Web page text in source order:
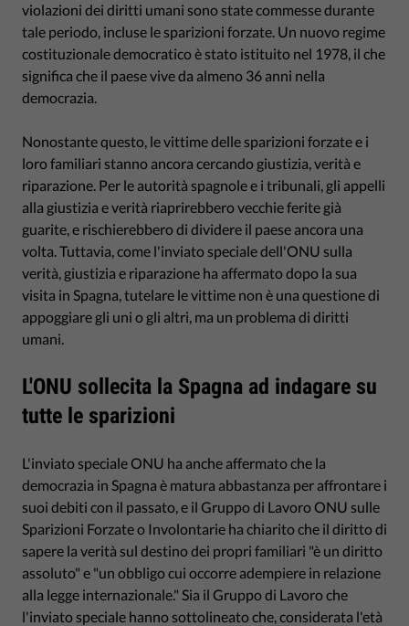
violazioni dei diritti umani sono state commesse durante
tale periodo, incluse le sparizioni forzate. Un nuovo regime
costituzionale democratico è stato istituito nel 1978, il che
significa che il paese vive da almeno 36 anni nella
democrazia.
Nonostante questo, le vittime delle sparizioni forzate e i
loro familiari stanno ancora cercando giustizia, verità e
riparazione. Per le autorità spagnole e i tribunali, gli appelli
alla giustizia e verità riaprirebbero vecchie ferite già
guarite, e rischierebbero di dividere il paese ancora una
volta. Tuttavia, come l'inviato speciale dell'ONU sulla
verità, giustizia e riparazione ha affermato dopo la sua
visita in Spagna, tutelare le vittime non è una questione di
appoggiare gli uni o gli altri, ma un problema di diritti
umani.
L'ONU sollecita la Spagna ad indagare su
tutte le sparizioni
L'inviato speciale ONU ha anche affermato che la
democrazia in Spagna è matura abbastanza per affrontare i
suoi debiti con il passato, e il Gruppo di Lavoro ONU sulle
Sparizioni Forzate o Involontarie ha chiarito che il diritto di
sapere la verità sul destino dei propri familiari "è un diritto
assoluto" e "un obbligo cui occorre adempiere in relazione
alla legge internazionale." Sia il Gruppo di Lavoro che
l'inviato speciale hanno sottolineato che, considerata l'età